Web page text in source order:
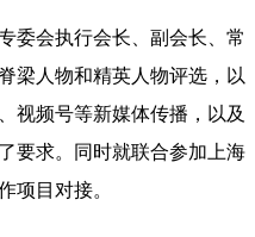
会执行会长、副会长、常
梁人物和精英人物评选，以
视频号等新媒体传播，以及
要求。同时就联合参加上海
项目对接。